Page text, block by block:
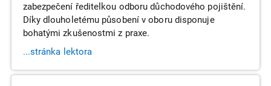
zabezpečení ředitelkou odboru důchodového pojištění.
Díky dlouholetému působení v oboru disponuje
bohatými zkušenostmi z praxe.
...stránka lektora